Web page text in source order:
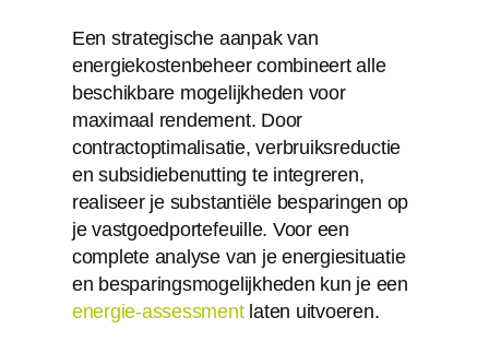
Een strategische aanpak van
energiekostenbeheer combineert alle
beschikbare mogelijkheden voor
maximaal rendement. Door
contractoptimalisatie, verbruiksreductie
en subsidiebenutting te integreren,
realiseer je substantiële besparingen op
je vastgoedportefeuille. Voor een
complete analyse van je energiesituatie
en besparingsmogelijkheden kun je een
energie-assessmentlaten uitvoeren.